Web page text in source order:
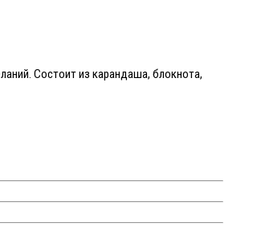
Состоит из карандаша, блокнота,